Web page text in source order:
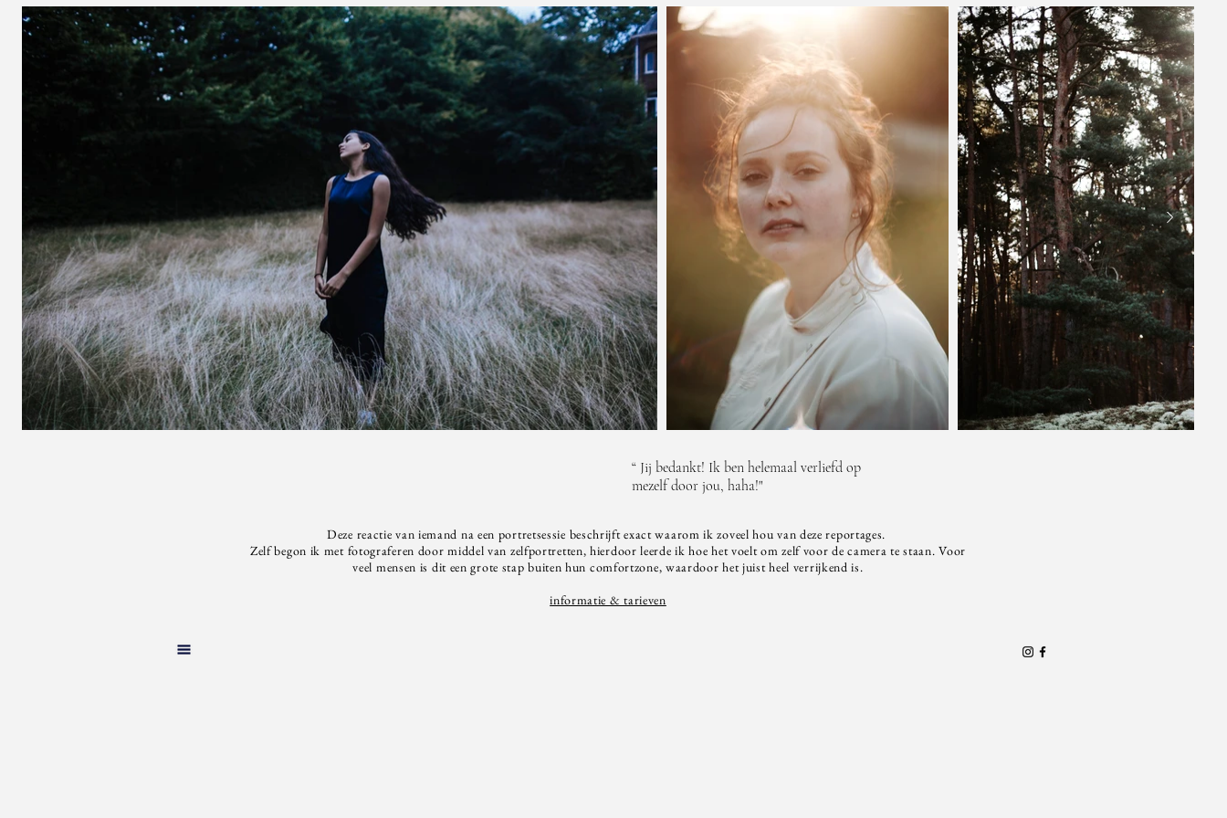
“ Jij bedankt! Ik ben helemaal verliefd op
mezelf door jou, haha!"
Deze reactie van iemand na een portretsessie beschrijft exact waarom ik zoveel hou van deze reportages.
Zelf begon ik met fotograferen door middel van zelfportretten, hierdoor leerde ik hoe het voelt om zelf voor de camera te staan. Voor
veel mensen is dit een grote stap buiten hun comfortzone, waardoor het juist heel verrijkend is.
informatie & tarieven